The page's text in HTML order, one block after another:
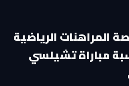
المراهنات الرياضية
مباراة تشيلسي